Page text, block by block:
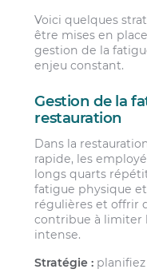
Voici quelques
être mises en
gestion de la
enjeu constant.
Gestion de la
restauration
Dans la
rapide, les
longs quarts
fatigue physique
régulières et offrir
contribue à limiter
intense.
Stratégie :